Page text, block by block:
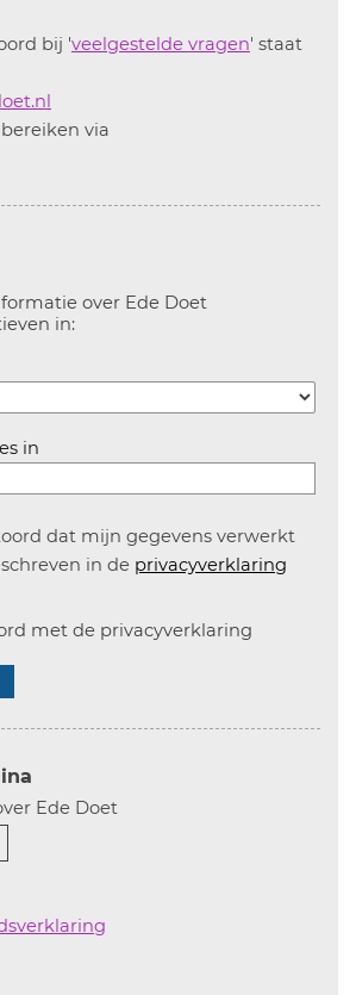
bij 'veelgestelde vragen' staat
via
over Ede Doet
in:Aanvinken om informatie over
in
dat mijn gegevens verwerkt
in de privacyverklaring
met de privacyverklaring
Ede Doet